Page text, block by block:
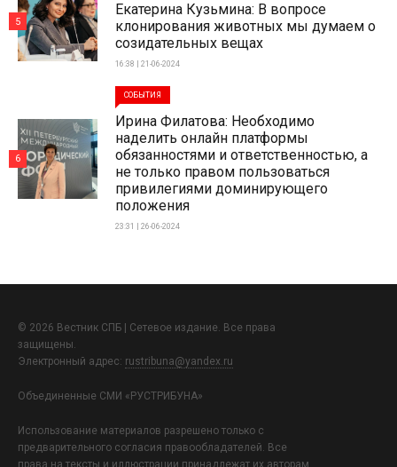
Екатерина Кузьмина: В вопросе
клонирования животных мы думаем о
созидательных вещах
16:38 | 21-06-2024
5
СОБЫТИЯ
Ирина Филатова: Необходимо
наделить онлайн платформы
обязанностями и ответственностью, а
не только правом пользоваться
привилегиями доминирующего
положения
23:31 | 26-06-2024
6
© 2026 Вестник СПБ | Сетевое издание. Все права
защищены.
Электронный адрес: rustribuna@yandex.ru
Объединенные СМИ «РУСТРИБУНА»
Использование материалов разрешено только с
предварительного согласия правообладателей. Все
права на тексты и иллюстрации принадлежат их авторам.